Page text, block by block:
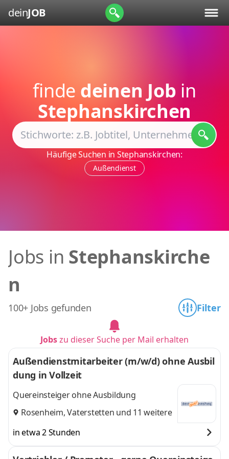
deinJOB
finde deinen Job in
Stephanskirchen
Häufige Suchen in Stephanskirchen:
Außendienst
Jobs in Stephanskirche
n
100+ Jobs gefunden Filter
Jobszu dieser Suche per Mail erhalten
Außendienstmitarbeiter (m/w/d) ohne Ausbil
dung in Vollzeit
Quereinsteiger ohne Ausbildung
Rosenheim,Vaterstetten und 11 weitere
in etwa 2 Stunden